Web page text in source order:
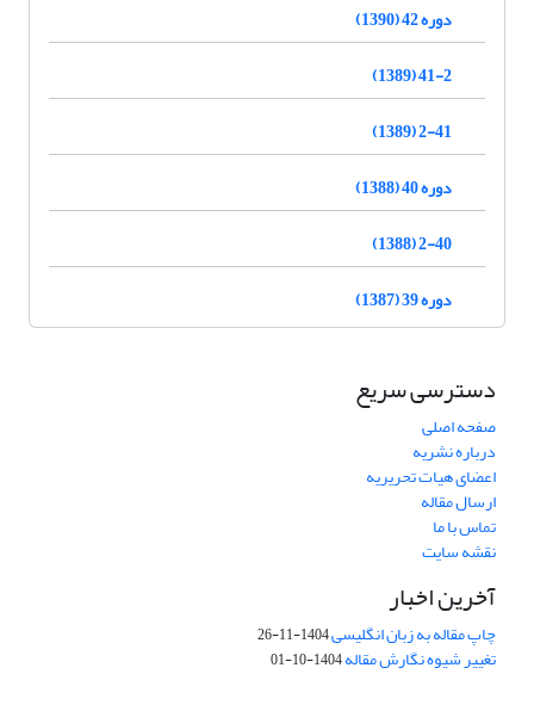
دوره 42 (1390)
41-2 (1389)
2-41 (1389)
دوره 40 (1388)
2-40 (1388)
دوره 39 (1387)
دسترسی سریع
صفحه اصلی
درباره نشریه
اعضای هیات تحریریه
ارسال مقاله
تماس با ما
نقشه سایت
آخرین اخبار
چاپ مقاله به زبان انگلیسی1404-11-26
تغییر شیوه نگارش مقاله1404-10-01